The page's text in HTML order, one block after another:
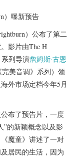
）公布了第二
影片由The H
列导演詹姆斯·古恩
完美音调》系列）领
外市场定档今年5月
布了预告片，一度
”的新颖概念以及影
魔童》讲述了一对
居民的生活，因为